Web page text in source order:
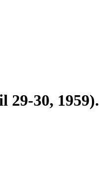
29-30, 1959).